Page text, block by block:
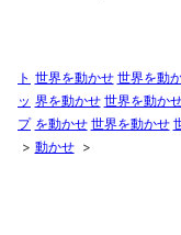
ト
ッ
プ
世界を動かせ 世界を動
界を動かせ 世界を動か
を動かせ 世界を動かせ
動かせ